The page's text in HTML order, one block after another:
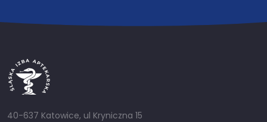
40-637 Katowice, ul Kryniczna 15